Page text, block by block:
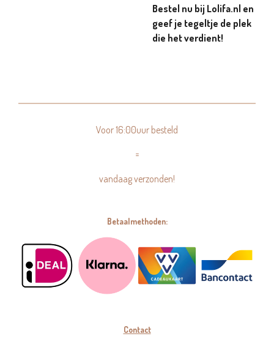
Bestel nu bij Lolifa.nl en
geef je tegeltje de plek
die het verdient!
Voor 16:00uur besteld
=
vandaag verzonden!
Betaalmethoden:
Contact